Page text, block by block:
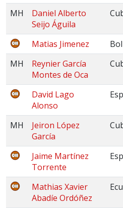
MH
Daniel Alberto
Seijo Águila
Matias Jimenez
MH
Reynier García
Montes de Oca
David Lago
Alonso
MH
Jeiron López
García
Jaime Martínez
Torrente
Mathias Xavier
Abadíe Ordóñez